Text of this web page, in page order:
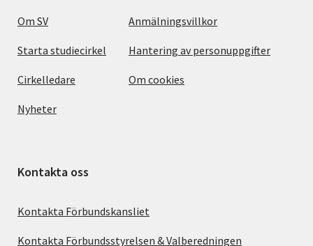
Om SV
Starta studiecirkel
Cirkelledare
Nyheter
Anmälningsvillkor
Hantering av personuppgifter
Om cookies
Kontakta oss
Kontakta Förbundskansliet
Kontakta Förbundsstyrelsen & Valberedningen